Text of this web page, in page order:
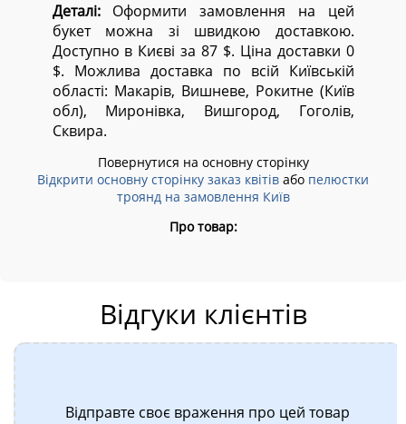
Деталі:Оформити замовлення на цей
букет можна зі швидкою доставкою.
Доступно в Києві за 87 $. Ціна доставки 0
$. Можлива доставка по всій Київській
області: Макарів, Вишневе, Рокитне (Київ
обл), Миронівка, Вишгород, Гоголів,
Сквира.
Повернутися на основну сторінку
Відкрити основну сторінку заказ квітів або пелюстки
троянд на замовлення Київ
Про товар:
Відгуки клієнтів
Відправте своє враження про цей товар